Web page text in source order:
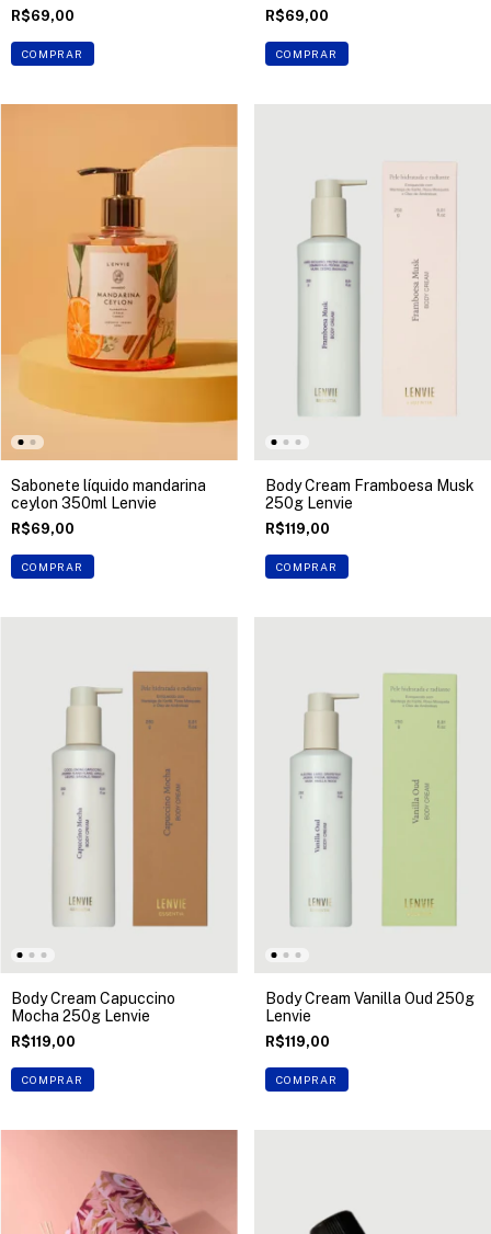
R$69,00
COMPRAR
R$69,00
COMPRAR
Sabonete líquido mandarina
ceylon 350ml Lenvie
R$69,00
COMPRAR
Body Cream Framboesa Musk
250g Lenvie
R$119,00
COMPRAR
Body Cream Capuccino
Mocha 250g Lenvie
R$119,00
COMPRAR
Body Cream Vanilla Oud 250g
Lenvie
R$119,00
COMPRAR